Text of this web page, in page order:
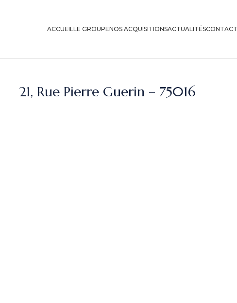
ACCUEILLE GROUPENOS ACQUISITIONSACTUALITÉSCONTACT
21, Rue Pierre Guerin – 75016